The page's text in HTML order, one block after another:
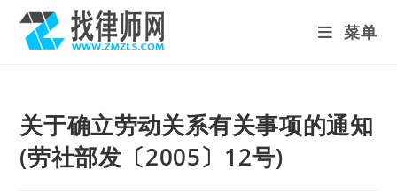
content
菜单
关于确立劳动关系有关事项的通知
(劳社部发〔2005〕12号)